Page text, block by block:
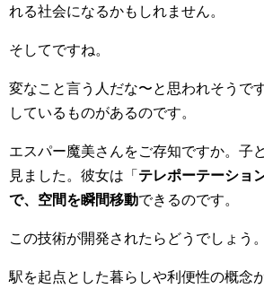
れる社会になるかもしれません。
そしてですね。
変なこと言う人だな〜と思われそうで
しているものがあるのです。
エスパー魔美さんをご存知ですか。子
見ました。彼女は「 テレポーテーショ
で、空間を瞬間移動できるのです。
この技術が開発されたらどうでしょう。
駅を起点とした暮らしや利便性の概念